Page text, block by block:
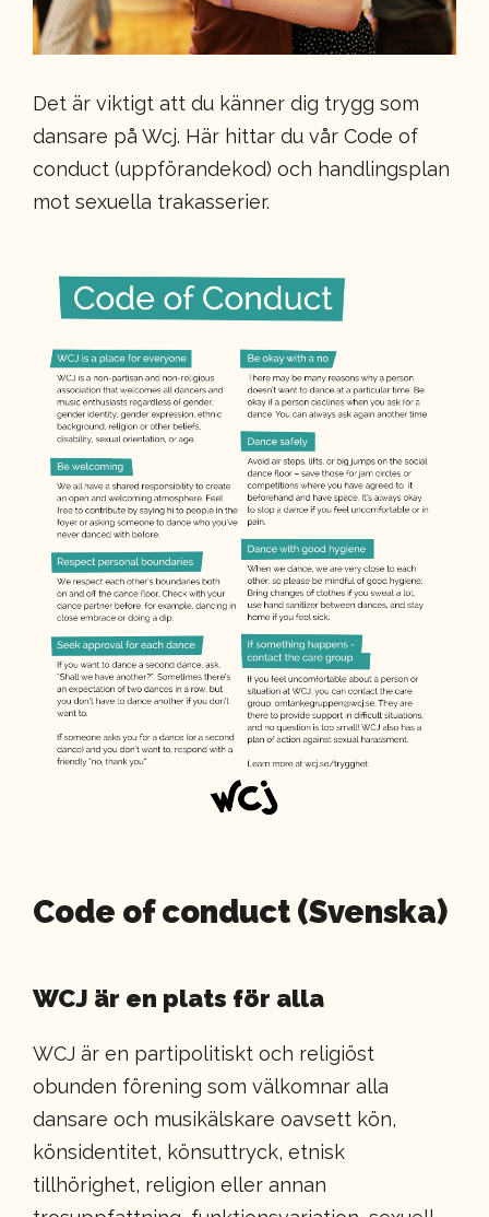
Det är viktigt att du känner dig trygg som
dansare på Wcj. Här hittar du vår Code of
conduct (uppförandekod) och handlingsplan
mot sexuella trakasserier.
Code of conduct (Svenska)
WCJ är en plats för alla
WCJ är en partipolitiskt och religiöst
obunden förening som välkomnar alla
dansare och musikälskare oavsett kön,
könsidentitet, könsuttryck, etnisk
tillhörighet, religion eller annan